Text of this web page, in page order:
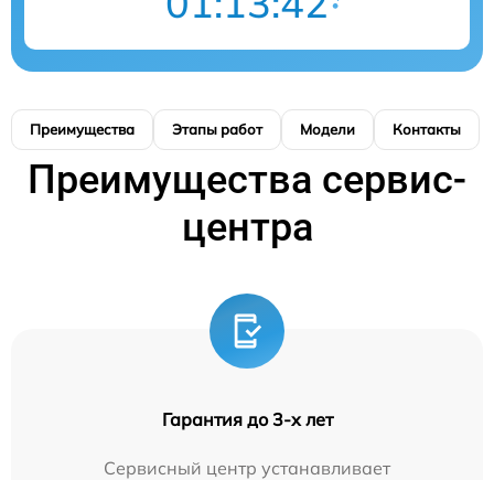
Преимущества Этапы работ Модели Контакты
Преимущества сервис-
центра
Гарантия до 3-х лет
Сервисный центр устанавливает